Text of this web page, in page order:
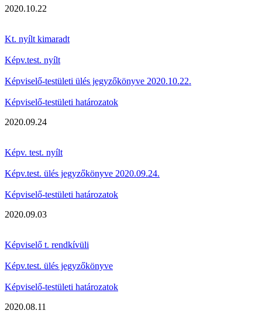
2020.10.22
Kt. nyílt kimaradt
Képv.test. nyílt
Képviselő-testületi ülés jegyzőkönyve 2020.10.22.
Képviselő-testületi határozatok
2020.09.24
Képv. test. nyílt
Képv.test. ülés jegyzőkönyve 2020.09.24.
Képviselő-testületi határozatok
2020.09.03
Képviselő t. rendkívüli
Képv.test. ülés jegyzőkönyve
Képviselő-testületi határozatok
2020.08.11